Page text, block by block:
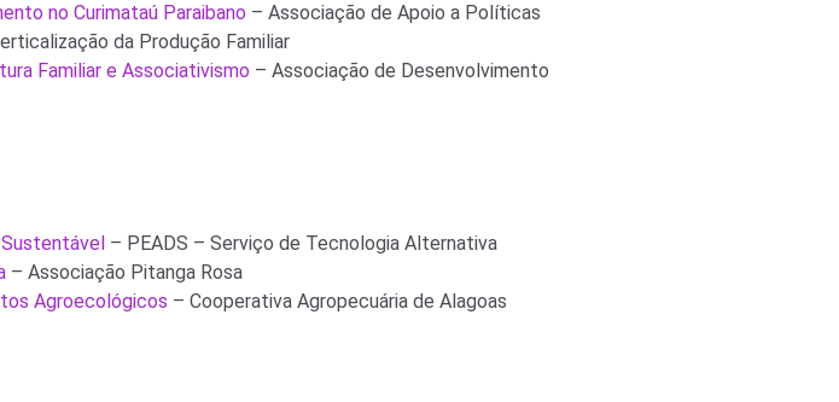
no Curimataú Paraibano – Associação de Apoio a Políticas
da Produção Familiar
Familiar e Associativismo – Associação de Desenvolvimento
– PEADS – Serviço de Tecnologia Alternativa
– Associação Pitanga Rosa
Agroecológicos – Cooperativa Agropecuária de Alagoas